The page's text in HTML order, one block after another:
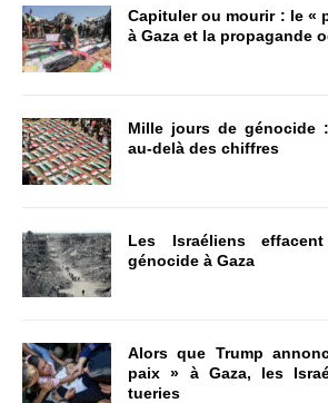
Capituler ou mourir : le «
à Gaza et la propagande
Mille jours de génocide
au-delà des chiffres
Les Israéliens
génocide à Gaza
Alors que Trump
paix » à Gaza, les
tueries